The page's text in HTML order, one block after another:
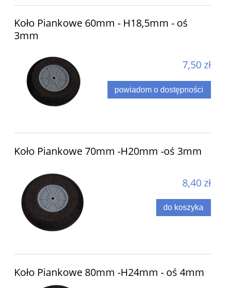
Koło Piankowe 60mm - H18,5mm - oś
3mm
7,50 zł
powiadom o dostępności
Koło Piankowe 70mm -H20mm -oś 3mm
8,40 zł
do koszyka
Koło Piankowe 80mm -H24mm - oś 4mm